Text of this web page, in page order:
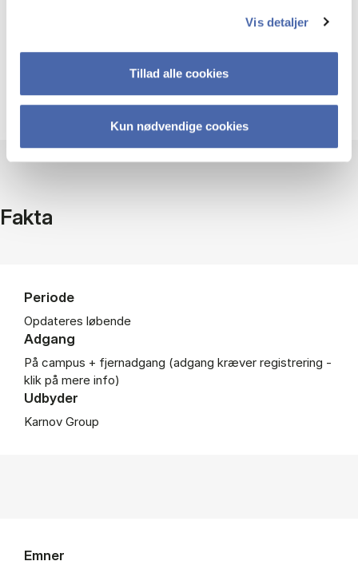
Vis detaljer
Tillad alle cookies
Kun nødvendige cookies
Fakta
Periode
Opdateres løbende
Adgang
På campus + fjernadgang (adgang kræver registrering -
klik på mere info)
Udbyder
Karnov Group
Emner